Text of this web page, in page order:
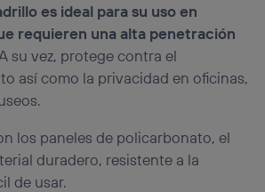
es ideal para su uso en
requieren una alta penetración
su vez, protege contra el
así como la privacidad en oficinas,
los paneles de policarbonato, el
duradero, resistente a la
de usar.